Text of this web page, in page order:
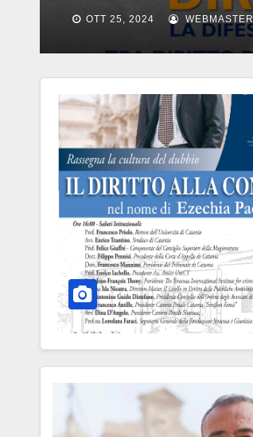
MAR 28, 2025 WEBMASTER